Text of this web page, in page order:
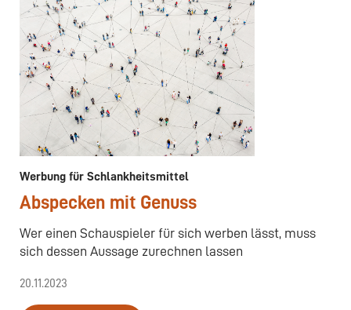
Werbung für Schlankheitsmittel
Abspecken mit Genuss
Wer einen Schauspieler für sich werben lässt, muss
sich dessen Aussage zurechnen lassen
20.11.2023